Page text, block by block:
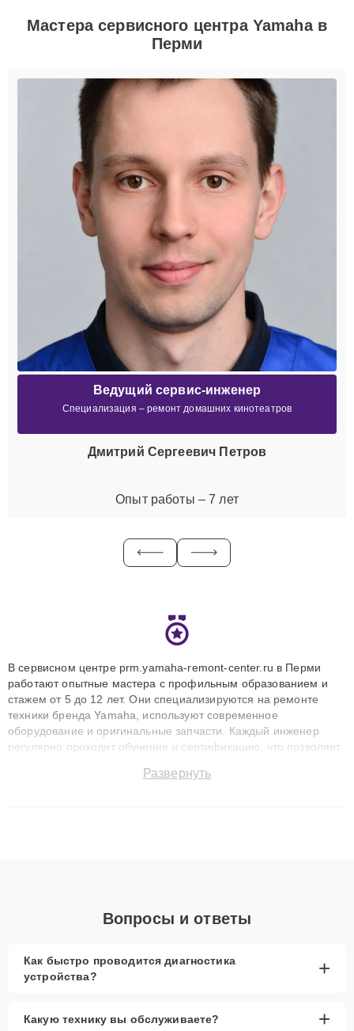
Мастера сервисного центра Yamaha в
Перми
Ведущий сервис-инженер
Специализация – ремонт домашних кинотеатров
Дмитрий Сергеевич Петров
Опыт работы – 7 лет
В сервисном центре prm.yamaha-remont-center.ru в Перми
работают опытные мастера с профильным образованием и
стажем от 5 до 12 лет. Они специализируются на ремонте
техники бренда Yamaha, используют современное
оборудование и оригинальные запчасти. Каждый инженер
регулярно проходит обучение и сертификацию, что позволяет
технику с сохранением гарантии до 3 лет. Наши мастера
Развернуть
Вопросы и ответы
Как быстро проводится диагностика
устройства?
+
Какую технику вы обслуживаете? +